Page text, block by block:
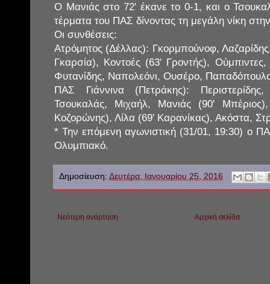
Ο Μανιάς στο 72' έκανε το 0-1, και ο
τέρματα του ΠΑΣ δίνοντας τη μεγάλη νίκη
Οι συνθέσεις:
Ατρόμητος (Δέλλας): Γκορμπούνοφ,
Γκαρσία), Κοντοές (63' Γροντής),
Φυτανίδης, Ναπολεόνι, Ουσέρο,
ΠΑΣ Γιάννινα (Πετράκης):
Τσουκαλάς, Μιχαήλ, Μανιάς (90'
Κοζορώνης), Λίλα (69' Καρανίκας), Ακόστα,
* Την επόμενη αγωνιστική (31/01, 19:30) ο
Ολυμπιακό.
Δημοσίευση: Δευτέρα, Ιανουαρίου 25, 2016
Νεότερη ανάρτηση Αρχική σελίδα